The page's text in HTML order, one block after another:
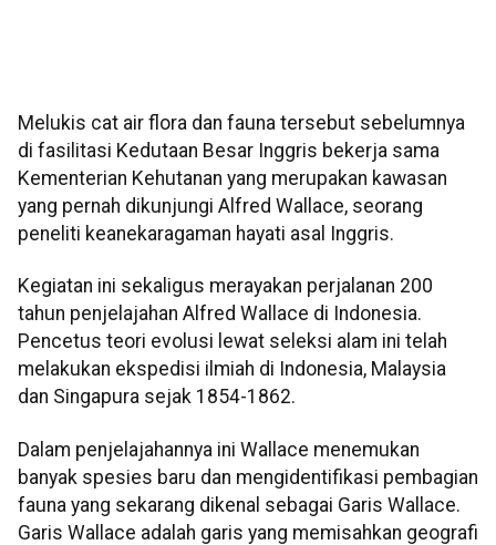
Melukis cat air flora dan fauna tersebut sebelumnya
di fasilitasi Kedutaan Besar Inggris bekerja sama
Kementerian Kehutanan yang merupakan kawasan
yang pernah dikunjungi Alfred Wallace, seorang
peneliti keanekaragaman hayati asal Inggris.
Kegiatan ini sekaligus merayakan perjalanan 200
tahun penjelajahan Alfred Wallace di Indonesia.
Pencetus teori evolusi lewat seleksi alam ini telah
melakukan ekspedisi ilmiah di Indonesia, Malaysia
dan Singapura sejak 1854-1862.
Dalam penjelajahannya ini Wallace menemukan
banyak spesies baru dan mengidentifikasi pembagian
fauna yang sekarang dikenal sebagai Garis Wallace.
Garis Wallace adalah garis yang memisahkan geografi